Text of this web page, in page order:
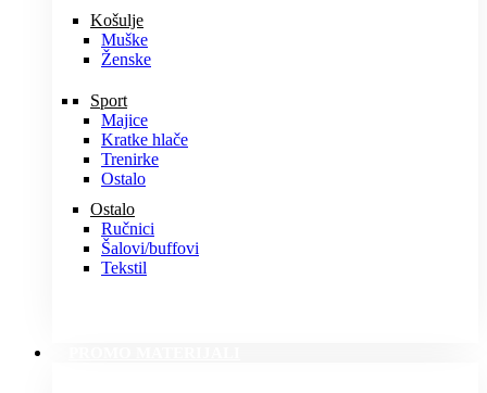
Košulje
Muške
Ženske
Sport
Majice
Kratke hlače
Trenirke
Ostalo
Ostalo
Ručnici
Šalovi/buffovi
Tekstil